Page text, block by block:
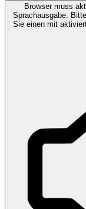
Browser muss
Sprachausgabe.
Sie einen mit